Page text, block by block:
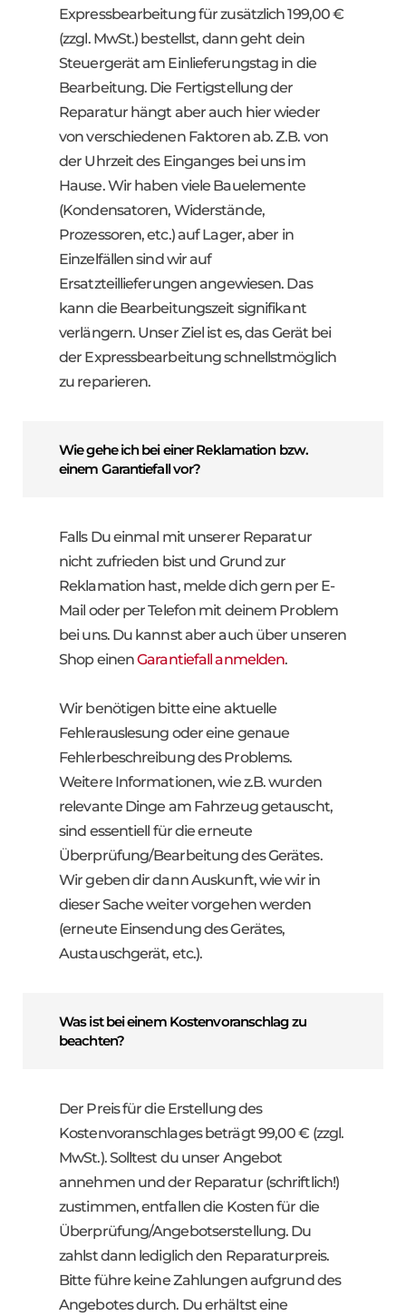
Expressbearbeitung für zusätzlich 199,00 €
(zzgl. MwSt.) bestellst, dann geht dein
Steuergerät am Einlieferungstag in die
Bearbeitung. Die Fertigstellung der
Reparatur hängt aber auch hier wieder
von verschiedenen Faktoren ab. Z.B. von
der Uhrzeit des Einganges bei uns im
Hause. Wir haben viele Bauelemente
(Kondensatoren, Widerstände,
Prozessoren, etc.) auf Lager, aber in
Einzelfällen sind wir auf
Ersatzteillieferungen angewiesen. Das
kann die Bearbeitungszeit signifikant
verlängern. Unser Ziel ist es, das Gerät bei
der Expressbearbeitung schnellstmöglich
zu reparieren.
Wie gehe ich bei einer Reklamation bzw.
einem Garantiefall vor?
Falls Du einmal mit unserer Reparatur
nicht zufrieden bist und Grund zur
Reklamation hast, melde dich gern per E-
Mail oder per Telefon mit deinem Problem
bei uns. Du kannst aber auch über unseren
Shop einenGarantiefall anmelden.
Wir benötigen bitte eine aktuelle
Fehlerauslesung oder eine genaue
Fehlerbeschreibung des Problems.
Weitere Informationen, wie z.B. wurden
relevante Dinge am Fahrzeug getauscht,
sind essentiell für die erneute
Überprüfung/Bearbeitung des Gerätes.
Wir geben dir dann Auskunft, wie wir in
dieser Sache weiter vorgehen werden
(erneute Einsendung des Gerätes,
Austauschgerät, etc.).
Was ist bei einem Kostenvoranschlag zu
beachten?
Der Preis für die Erstellung des
Kostenvoranschlages beträgt 99,00 € (zzgl.
MwSt.). Solltest du unser Angebot
annehmen und der Reparatur (schriftlich!)
zustimmen, entfallen die Kosten für die
Überprüfung/Angebotserstellung. Du
zahlst dann lediglich den Reparaturpreis.
Bitte führe keine Zahlungen aufgrund des
Angebotes durch. Du erhältst eine